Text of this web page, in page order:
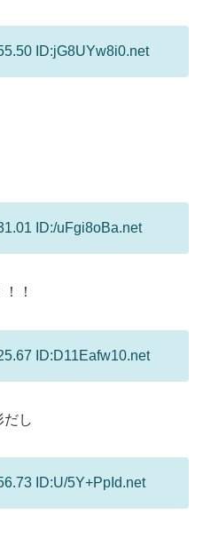
ID:jG8UYw8i0.net
ID:/uFgi8oBa.net
！
ID:D11Eafw10.net
だし
ID:U/5Y+PpId.net